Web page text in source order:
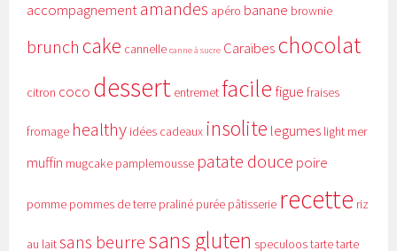
accompagnementamandes apéro banane brownie
brunch cake cannelle canne à sucre Caraïbeschocolat
citron coco dessert entremet facile figue fraises
fromage healthy idées cadeaux insolite legumes light mer
muffin mugcake pamplemousse patate douce poire
pomme pommes de terre praliné purée pâtisserie recette riz
au laitsans beurresans gluten speculoostartetarte